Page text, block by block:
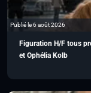
Publié le 6 août 2026
Figuration H/F tous
et Ophélia Kolb